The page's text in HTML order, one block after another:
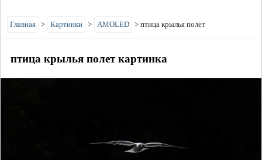
Главная > Картинки > AMOLED > птица крылья полет
птица крылья полет картинка